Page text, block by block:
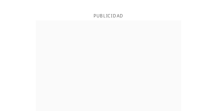
PUBLICIDAD